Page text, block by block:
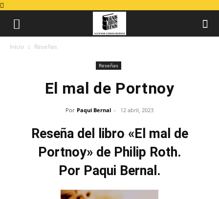
Inicio Reseñas
Reseñas
El mal de Portnoy
Por Paqui Bernal - 12 abril, 2023
Reseña del libro «El mal de
Portnoy» de Philip Roth.
Por Paqui Bernal.